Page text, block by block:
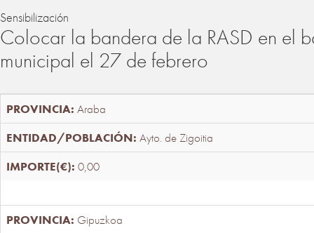
Sensibilización
Colocar la bandera de la RASD en el
municipal el 27 de febrero
Araba
Ayto. de Zigoitia
0,00
Gipuzkoa